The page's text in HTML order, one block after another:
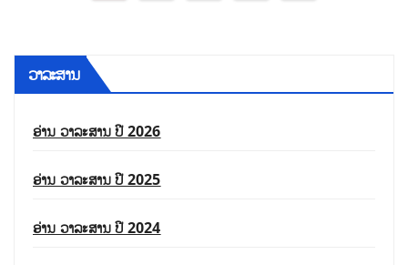
ວາລະສານ
ອ່ານ ວາລະສານ ປີ 2026
ອ່ານ ວາລະສານ ປີ 2025
ອ່ານ ວາລະສານ ປີ 2024